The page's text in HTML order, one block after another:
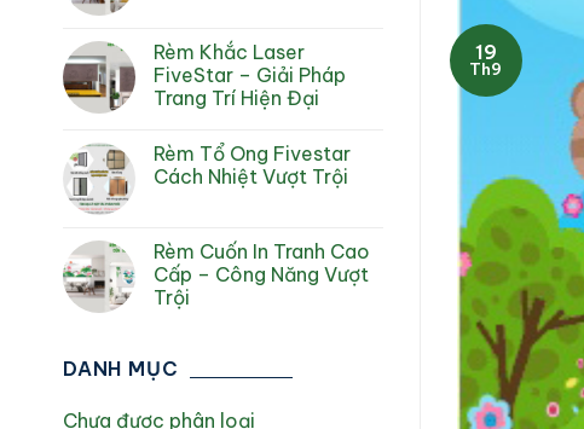
Rèm Khắc Laser
FiveStar – Giải Pháp
Trang Trí Hiện Đại
Rèm Tổ Ong Fivestar
Cách Nhiệt Vượt Trội
Rèm Cuốn In Tranh Cao
Cấp – Công Năng Vượt
Trội
DANH MỤC
Chưa được phân loại
19
Th9